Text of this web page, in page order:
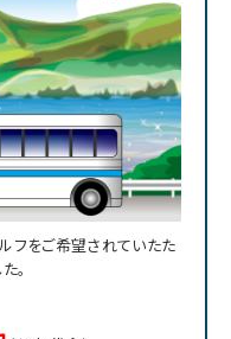
フをご希望されていたた
。